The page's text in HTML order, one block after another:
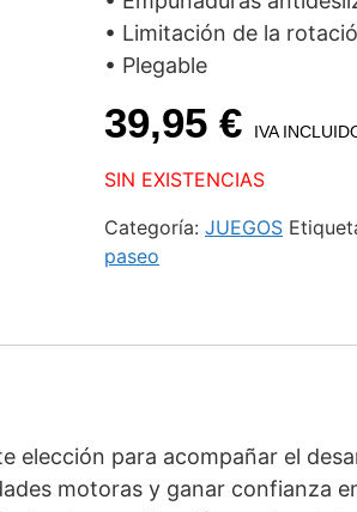
• Limitación de la
• Plegable
39,95 € IVA
SIN EXISTENCIAS
Categoría: JUEGOS
paseo
elección para acompañar el
motoras y ganar confianza